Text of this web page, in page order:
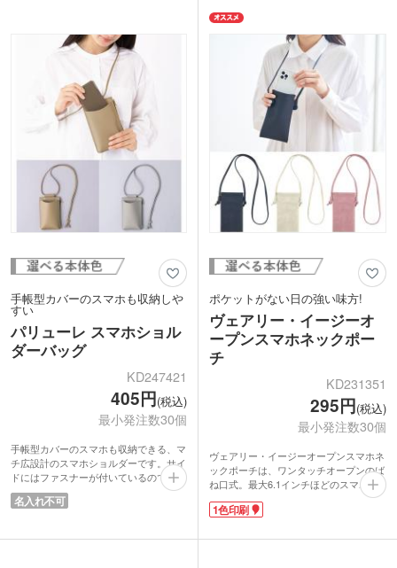
トルホルダーとしても使用可能。散歩や
アウトドアシーンの給水補給でも活躍し
ポケット部に1色印刷をすれば、簡単に
オリジナルショルダーバッグが作れま
ベーシックなデザインです。
手帳型カバーのスマホも収納しや
すい
パリューレ スマホショル
ダーバッグ
KD247421
405円(税込)
最小発注数30個
手帳型カバーのスマホも収納できる、マ
チ広設計のスマホショルダーです。サイ
ドにはファスナーが付いているので、小
銭やカードも入れられます。お散歩やち
ょっとしたお出かけのおともにぴったり
名入れ不可
ポケットがない日の強い味方!
ヴェアリー・イージーオ
ープンスマホネックポー
チ
KD231351
295円(税込)
最小発注数30個
ヴェアリー・イージーオープンスマホネ
ックポーチは、ワンタッチオープンのば
ね口式。最大6.1インチほどのスマホが
入るサイズで、ポケットがないコーデの
時の強い味方です。ストラップが長めな
小銭入れや、紫外線・乾燥対策コスメを
1色印刷